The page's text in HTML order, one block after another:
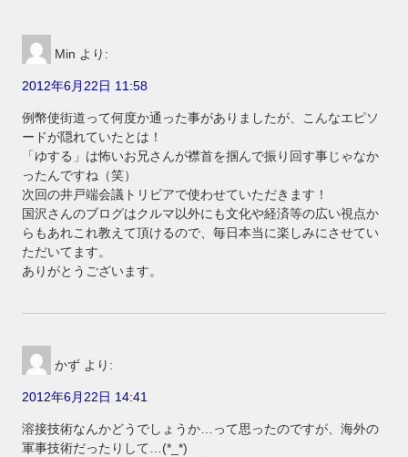
Min より:
2012年6月22日 11:58
例幣使街道って何度か通った事がありましたが、こんなエピソ
ードが隠れていたとは！
「ゆする」は怖いお兄さんが襟首を掴んで振り回す事じゃなか
ったんですね（笑）
次回の井戸端会議トリビアで使わせていただきます！
国沢さんのブログはクルマ以外にも文化や経済等の広い視点か
らもあれこれ教えて頂けるので、毎日本当に楽しみにさせてい
ただいてます。
ありがとうございます。
かず より:
2012年6月22日 14:41
溶接技術なんかどうでしょうか…って思ったのですが、海外の
軍事技術だったりして…(*_*)